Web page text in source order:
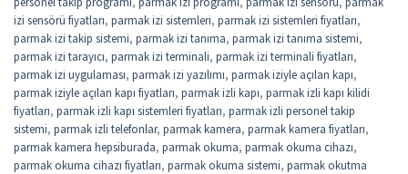
izi sensörü fiyatları, parmak izi sistemleri, parmak izi sistemleri fiyatları,
parmak izi takip sistemi, parmak izi tanıma, parmak izi tanıma sistemi,
parmak izi tarayıcı, parmak izi terminali, parmak izi terminali fiyatları,
parmak izi uygulaması, parmak izi yazılımı, parmak iziyle açılan kapı,
parmak iziyle açılan kapı fiyatları, parmak izli kapı, parmak izli kapı kilidi
fiyatları, parmak izli kapı sistemleri fiyatları, parmak izli personel takip
sistemi, parmak izli telefonlar, parmak kamera, parmak kamera fiyatları,
parmak kamera hepsiburada, parmak okuma, parmak okuma cihazı,
parmak okuma cihazı fiyatları, parmak okuma sistemi, parmak okutma